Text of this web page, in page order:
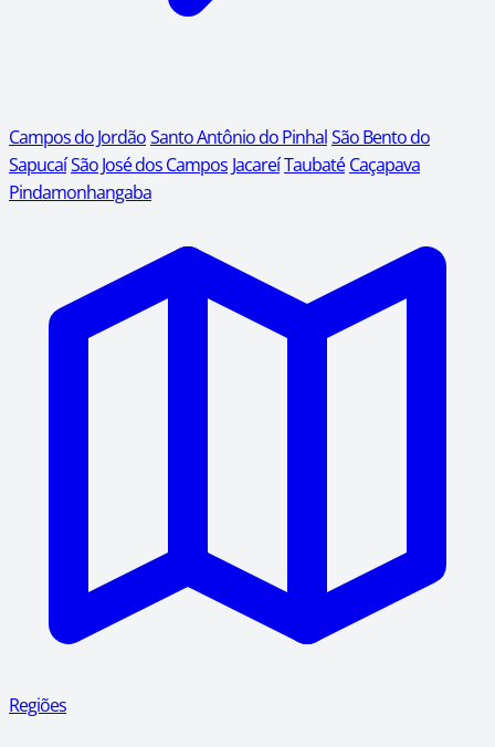
Campos do JordãoSanto Antônio do PinhalSão Bento do
SapucaíSão José dos Campos JacareíTaubaté Caçapava
Pindamonhangaba
Regiões